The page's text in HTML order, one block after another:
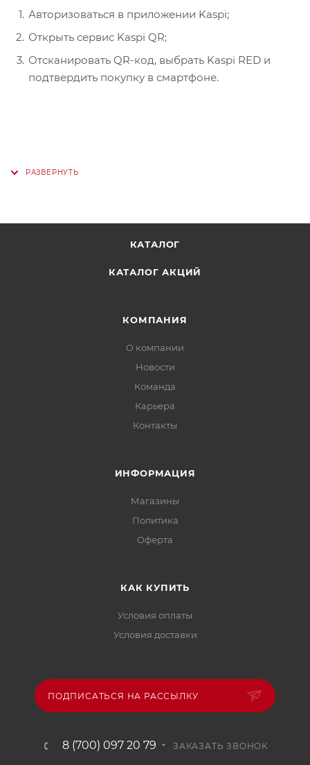
Авторизоваться в приложении Kaspi;
Открыть сервис Kaspi QR;
Отсканировать QR-код, выбрать Kaspi RED и
подтвердить покупку в смартфоне.
КАТАЛОГ
КАТАЛОГ АКЦИЙ
КОМПАНИЯ
О компании
Новости
Команда
Карьера
Контакты
ИНФОРМАЦИЯ
Магазины
Политика
Офертa
КАК КУПИТЬ
Условия оплаты
Условия доставки
ПОДПИСАТЬСЯ НА РАССЫЛКУ
8 (700) 097 20 79 ЗАКАЗАТЬ ЗВОНОК